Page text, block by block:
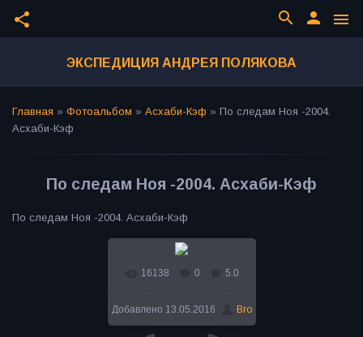
share menu
person
search
ЭКСПЕДИЦИЯ АНДРЕЯ ПОЛЯКОВА
Главная » Фотоальбом » Асхаби-Кэф » По следам Ноя -2004.
Асхаби-Кэф
По следам Ноя -2004. Асхаби-Кэф
По следам Ноя -2004. Асхаби-Кэф
В реальном размере
600x450/ 119.5Kb
16138 0 5.0
Добавлено 13.05.2016 Bro